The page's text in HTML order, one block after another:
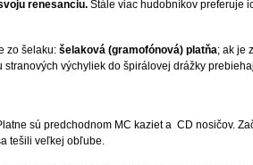
renesanciu. Stále viac hudobníkov preferuje
zo šelaku: šelaková (gramofónová) platňa; ak je
stranových výchyliek do špirálovej drážky
sú predchodnom MC kaziet a CD nosičov.
tešili veľkej obľube.